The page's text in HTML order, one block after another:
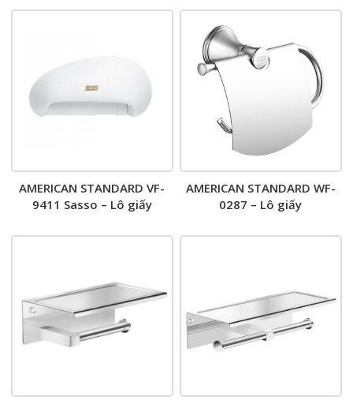
AMERICAN STANDARD VF-
9411 Sasso – Lô giấy
AMERICAN STANDARD WF-
0287 – Lô giấy